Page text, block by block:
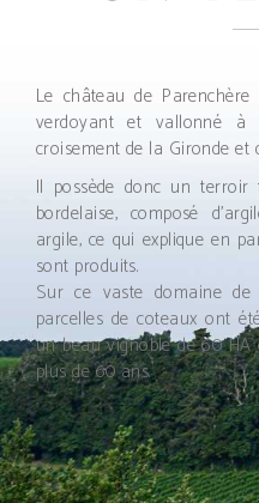
Le château de
verdoyant et vallonné à
croisement de la Gironde et
Il possède donc un
bordelaise, composé
argile, ce qui explique en
sont produits.
Sur ce vaste domaine de
parcelles de coteaux ont
un beau vignoble de 60
plus de 60 ans.